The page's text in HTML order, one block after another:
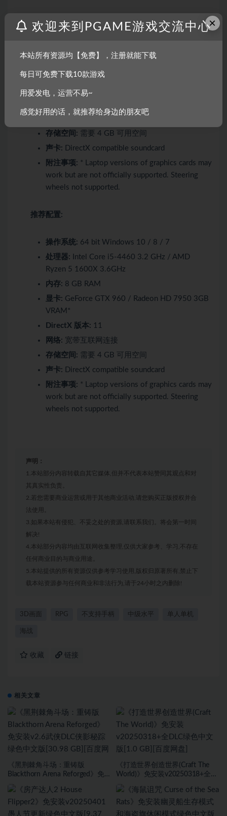
操作系统:64 bit Windows 10 / 8 / 7
显卡:GeForce GTX 550 Ti / Radeon HD 6790
2GB VRAM*
存储空间: 需要 4 GB 可用空间
声卡: DirectX compatible soundcard
附注事项: * Laptop versions of graphics cards may
work but are not officially supported. Steering
wheels not supported.
推荐配置:
操作系统: 64 bit Windows 10 / 8 / 7
处理器: Intel Core i5-4460 3.2 GHz / AMD
Ryzen 5 1600X 3.6GHz
内存: 8 GB RAM
显卡: GeForce GTX 960 / Radeon HD 7950 3GB
VRAM*
DirectX 版本: 11
网络: 宽带互联网连接
存储空间: 需要 4 GB 可用空间
声卡: DirectX compatible soundcard
附注事项: * Laptop versions of graphics cards may
work but are not officially supported. Steering
wheels not supported.
声明：
1.本站部分内容转载自其它媒体,但并不代表本站赞同其观点和对
其真实性负责。
2.若您需要商业运营或用于其他商业活动,请您购买正版授权并合
法使用。
3.如果本站有侵犯、不妥之处的资源,请联系我们。将会第一时间
解决!
4.本站部分内容均由互联网收集整理,仅供大家参考、学习,不存在
任何商业目的与商业用途。
5.本站提供的所有资源仅供参考学习使用,版权归原著所有,禁止下
载本站资源参与任何商业和非法行为,请于24小时之内删除!
3D画面 RPG 不支持手柄 中级水平 单人单机
海战
收藏 链接
相关文章
《黑荆棘角斗场：重铸版
Blackthorn Arena Reforged》免
文版[30.98 GB][百度网盘]
《打造世界创造世界(Craft The
World)》免安装v20250318+全
盘]
×
欢迎来到PGAME游戏交流中心
本站所有资源均【免费】，注册就能下载
每日可免费下载10款游戏
用爱发电，运营不易~
感觉好用的话，就推荐给身边的朋友吧